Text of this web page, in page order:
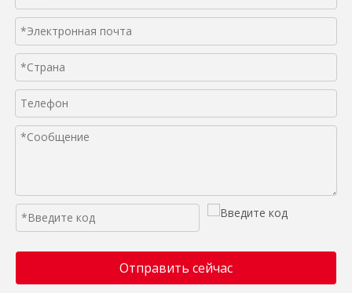
Отправить сейчас